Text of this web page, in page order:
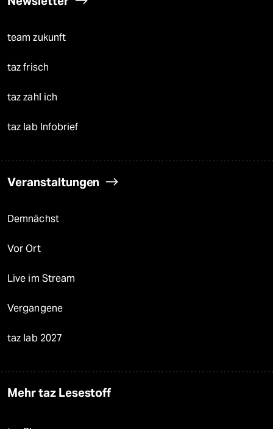
team zukunft
taz frisch
taz zahl ich
taz lab Infobrief
Veranstaltungen
Demnächst
Vor Ort
Live im Stream
Vergangene
taz lab 2027
Mehr taz Lesestoff